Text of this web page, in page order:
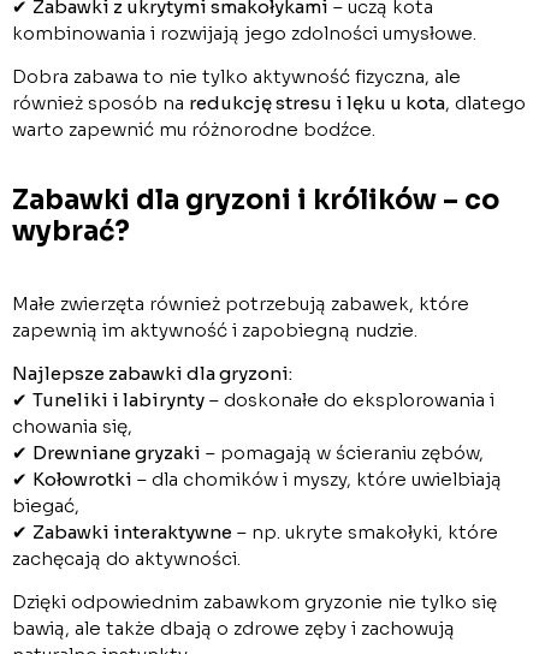
✔ Zabawki z ukrytymi smakołykami – uczą kota
kombinowania i rozwijają jego zdolności umysłowe.
Dobra zabawa to nie tylko aktywność fizyczna, ale
również sposób na redukcję stresu i lęku u kota, dlatego
warto zapewnić mu różnorodne bodźce.
Zabawki dla gryzoni i królików – co
wybrać?
Małe zwierzęta również potrzebują zabawek, które
zapewnią im aktywność i zapobiegną nudzie.
Najlepsze zabawki dla gryzoni:
✔ Tuneliki i labirynty – doskonałe do eksplorowania i
chowania się,
✔ Drewniane gryzaki – pomagają w ścieraniu zębów,
✔ Kołowrotki – dla chomików i myszy, które uwielbiają
biegać,
✔ Zabawki interaktywne – np. ukryte smakołyki, które
zachęcają do aktywności.
Dzięki odpowiednim zabawkom gryzonie nie tylko się
bawią, ale także dbają o zdrowe zęby i zachowują